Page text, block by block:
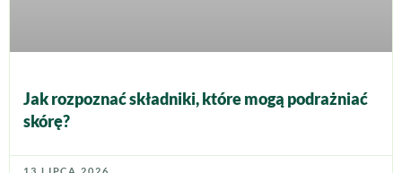
Jak rozpoznać składniki, które mogą podrażniać
skórę?